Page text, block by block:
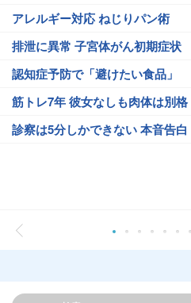
アレルギー対応 ねじりパン術
排泄に異常 子宮体がん初期症状
認知症予防で「避けたい食品」
筋トレ7年 彼女なしも肉体は別格
診察は5分しかできない 本音告白